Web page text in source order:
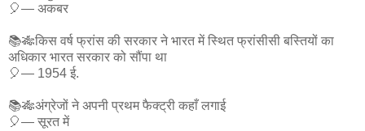
🎈— अकबर
📚🎋किस वर्ष फ्रांस की सरकार ने भारत में स्थित फ्रांसीसी बस्तियों का
अधिकार भारत सरकार को सौंपा था
🎈— 1954 ई.
📚🎋अंग्रेजों ने अपनी प्रथम फैक्ट्री कहाँ लगाई
🎈— सूरत में